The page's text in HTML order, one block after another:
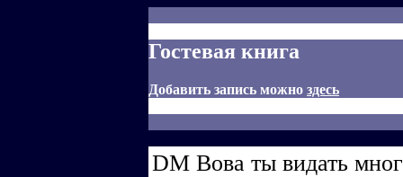
Гостевая книга
Добавить запись можно здесь
DM Вова ты видать